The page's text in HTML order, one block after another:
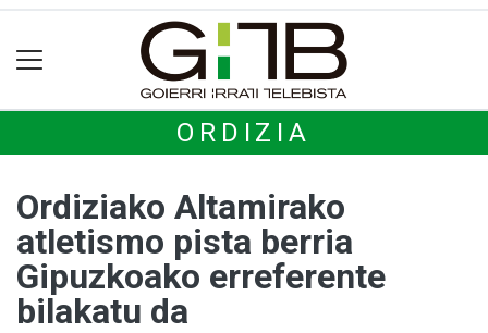
ORDIZIA
Ordiziako Altamirako
atletismo pista berria
Gipuzkoako erreferente
bilakatu da